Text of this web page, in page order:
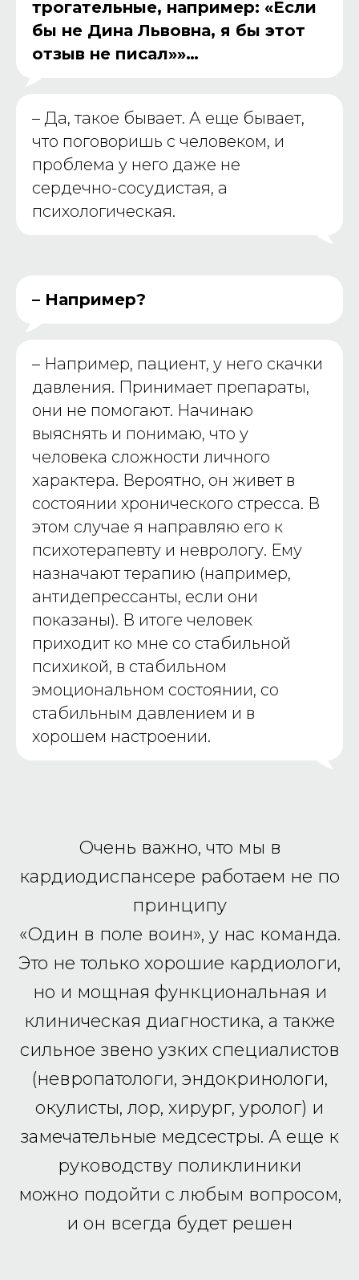
трогательные, например: «Если
бы не Дина Львовна, я бы этот
отзыв не писал»»…
– Да, такое бывает. А еще бывает,
что поговоришь с человеком, и
проблема у него даже не
сердечно-сосудистая, а
психологическая.
– Например?
– Например, пациент, у него скачки
давления. Принимает препараты,
они не помогают. Начинаю
выяснять и понимаю, что у
человека сложности личного
характера. Вероятно, он живет в
состоянии хронического стресса. В
этом случае я направляю его к
психотерапевту и неврологу. Ему
назначают терапию (например,
антидепрессанты, если они
показаны). В итоге человек
приходит ко мне со стабильной
психикой, в стабильном
эмоциональном состоянии, со
стабильным давлением и в
хорошем настроении.
Очень важно, что мы в
кардиодиспансере работаем не по
принципу
«Один в поле воин», у нас команда.
Это не только хорошие кардиологи,
но и мощная функциональная и
клиническая диагностика, а также
сильное звено узких специалистов
(невропатологи, эндокринологи,
окулисты, лор, хирург, уролог) и
замечательные медсестры. А еще к
руководству поликлиники
можно подойти с любым вопросом,
и он всегда будет решен